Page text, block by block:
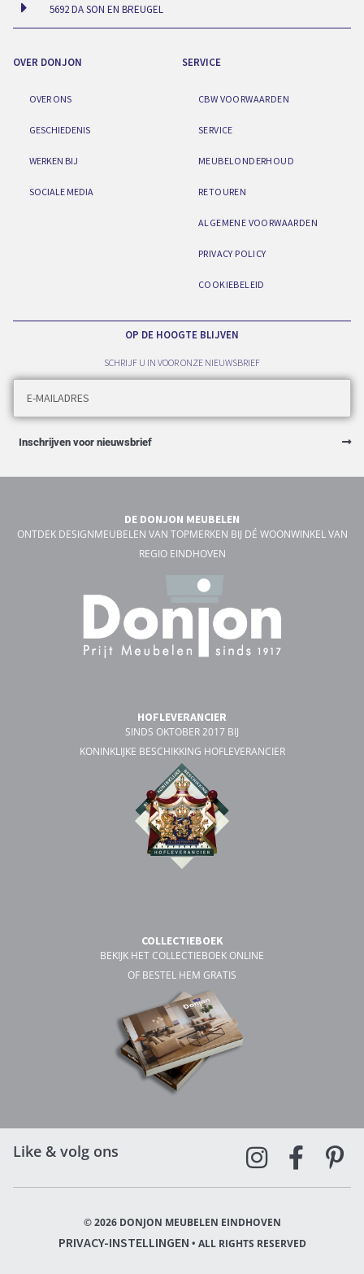
5692 DA SON EN BREUGEL
OVER DONJON
OVER ONS
GESCHIEDENIS
WERKEN BIJ
SOCIALE MEDIA
SERVICE
CBW VOORWAARDEN
SERVICE
MEUBELONDERHOUD
RETOUREN
ALGEMENE VOORWAARDEN
PRIVACY POLICY
COOKIEBELEID
OP DE HOOGTE BLIJVEN
SCHRIJF U IN VOOR ONZE NIEUWSBRIEF
Inschrijven voor nieuwsbrief
DE DONJON MEUBELEN
ONTDEK DESIGNMEUBELEN VAN TOPMERKEN BIJ DÉ WOONWINKEL VAN
REGIO EINDHOVEN
HOFLEVERANCIER
SINDS OKTOBER 2017 BIJ
KONINKLIJKE BESCHIKKING HOFLEVERANCIER
COLLECTIEBOEK
BEKIJK HET COLLECTIEBOEK ONLINE
OF BESTEL HEM GRATIS
Like & volg ons
© 2026 DONJON MEUBELEN EINDHOVEN
PRIVACY-INSTELLINGEN • ALL RIGHTS RESERVED